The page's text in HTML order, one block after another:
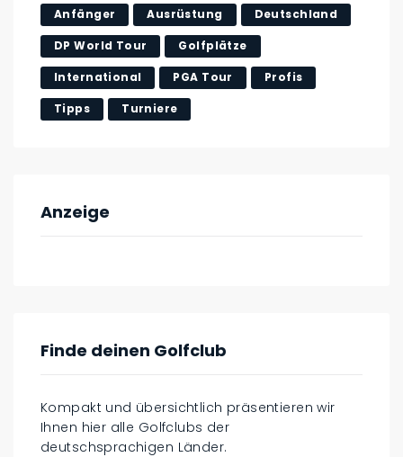
Anfänger Ausrüstung Deutschland
DP World Tour Golfplätze
International PGA Tour Profis
Tipps Turniere
Anzeige
Finde deinen Golfclub
Kompakt und übersichtlich präsentieren wir
Ihnen hier alle Golfclubs der
deutschsprachigen Länder.